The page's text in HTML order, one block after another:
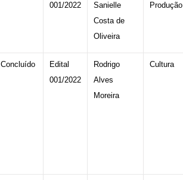
001/2022
Sanielle
Costa de
Oliveira
Produção
Concluído
Edital
001/2022
Rodrigo
Alves
Moreira
Cultura